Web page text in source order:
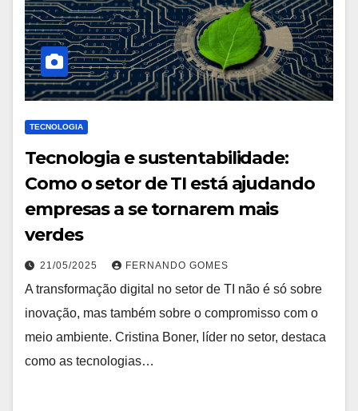
TECNOLOGIA
Tecnologia e sustentabilidade:
Como o setor de TI está ajudando
empresas a se tornarem mais
verdes
21/05/2025 FERNANDO GOMES
A transformação digital no setor de TI não é só sobre
inovação, mas também sobre o compromisso com o
meio ambiente. Cristina Boner, líder no setor, destaca
como as tecnologias…